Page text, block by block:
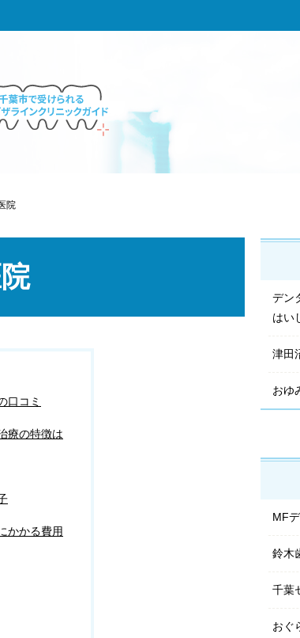
院
口コミ
療の特徴は
かかる費用
デン
はい
津田
おゆ
MF
鈴木
千葉
おぐ